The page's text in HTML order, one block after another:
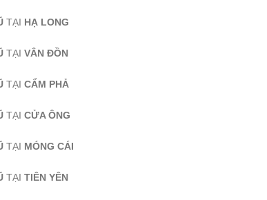
TẠI HẠ LONG
TẠI VÂN ĐỒN
TẠI CẨM PHẢ
TẠI CỬA ÔNG
TẠI MÓNG CÁI
TẠI TIÊN YÊN